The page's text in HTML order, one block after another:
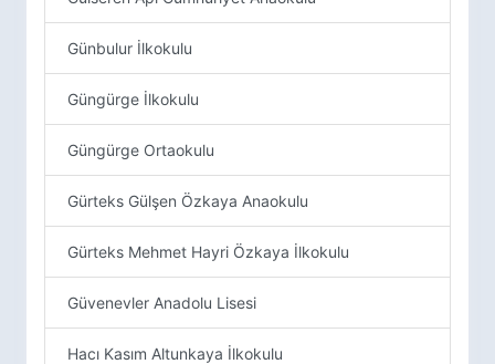
Günbulur İlkokulu
Güngürge İlkokulu
Güngürge Ortaokulu
Gürteks Gülşen Özkaya Anaokulu
Gürteks Mehmet Hayri Özkaya İlkokulu
Güvenevler Anadolu Lisesi
Hacı Kasım Altunkaya İlkokulu